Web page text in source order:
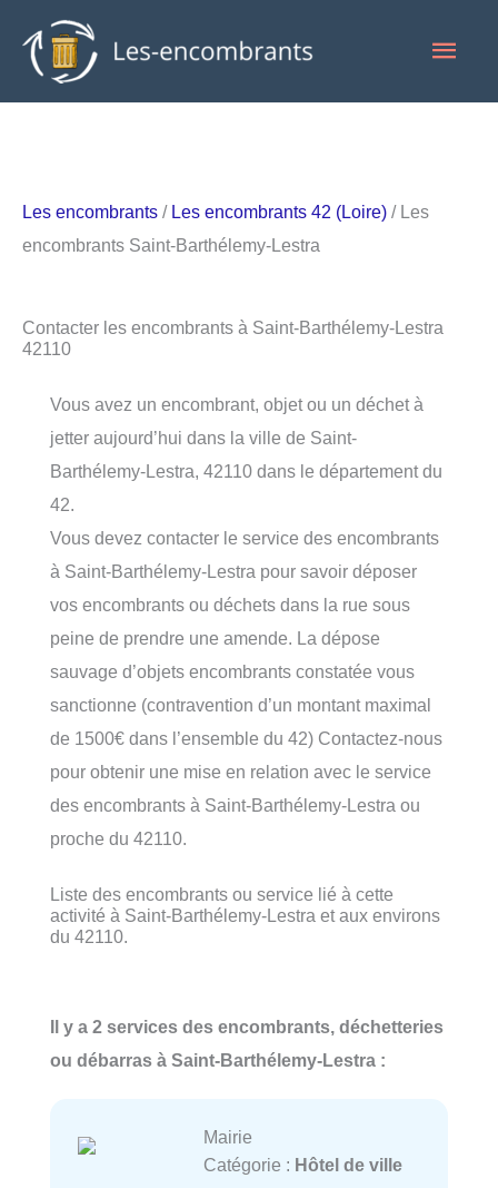
contenu
Les encombrants / Les encombrants 42 (Loire) / Les
encombrants Saint-Barthélemy-Lestra
Contacter les encombrants à Saint-Barthélemy-Lestra
42110
Vous avez un encombrant, objet ou un déchet à
jetter aujourd’hui dans la ville de Saint-
Barthélemy-Lestra, 42110 dans le département du
42.
Vous devez contacter le service des encombrants
à Saint-Barthélemy-Lestra pour savoir déposer
vos encombrants ou déchets dans la rue sous
peine de prendre une amende. La dépose
sauvage d’objets encombrants constatée vous
sanctionne (contravention d’un montant maximal
de 1500€ dans l’ensemble du 42) Contactez-nous
pour obtenir une mise en relation avec le service
des encombrants à Saint-Barthélemy-Lestra ou
proche du 42110.
Liste des encombrants ou service lié à cette
activité à Saint-Barthélemy-Lestra et aux environs
du 42110.
Il y a 2 services des encombrants, déchetteries
ou débarras à Saint-Barthélemy-Lestra :
Mairie
Catégorie : Hôtel de ville